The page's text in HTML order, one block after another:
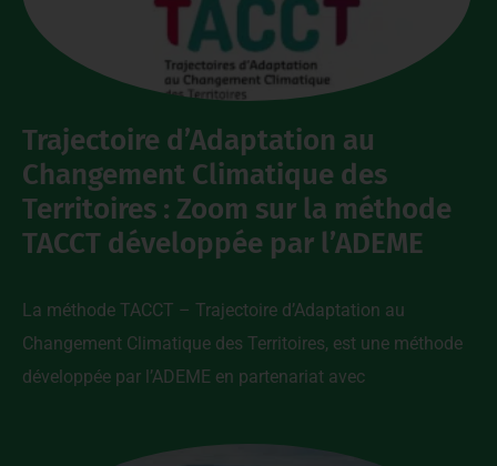
Trajectoire d’Adaptation au
Changement Climatique des
Territoires : Zoom sur la méthode
TACCT développée par l’ADEME
La méthode TACCT – Trajectoire d’Adaptation au
Changement Climatique des Territoires, est une méthode
développée par l’ADEME en partenariat avec